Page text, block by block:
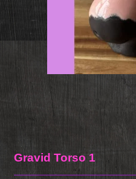
Gravid Torso 1